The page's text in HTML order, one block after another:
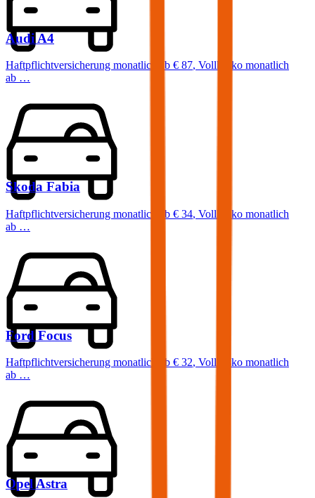
Audi A4
Haftpflichtversicherung monatlich ab € 87, Vollkasko monatlich
ab …
Skoda Fabia
Haftpflichtversicherung monatlich ab € 34, Vollkasko monatlich
ab …
Ford Focus
Haftpflichtversicherung monatlich ab € 32, Vollkasko monatlich
ab …
Opel Astra